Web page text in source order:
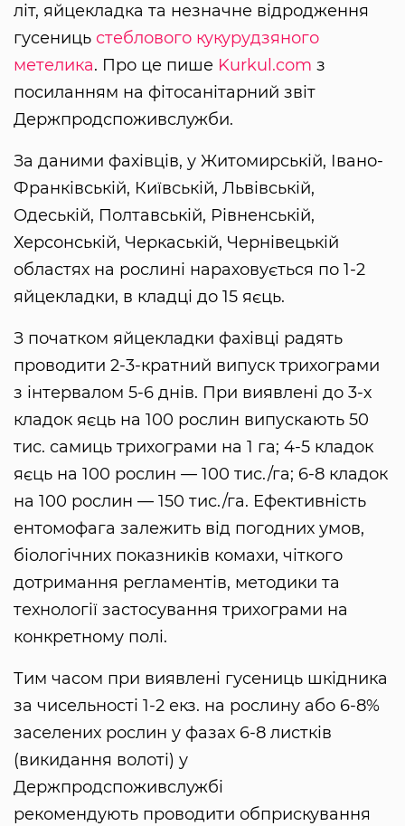
літ, яйцекладка та незначне відродження
гусениць стеблового кукурудзяного
метелика. Про це пише Kurkul.com з
посиланням на фітосанітарний звіт
Держпродспоживслужби.
За даними фахівців, у Житомирській, Івано-
Франківській, Київській, Львівській,
Одеській, Полтавській, Рівненській,
Херсонській, Черкаській, Чернівецькій
областях на рослині нараховується по 1-2
яйцекладки, в кладці до 15 яєць.
З початком яйцекладки фахівці радять
проводити 2-3-кратний випуск трихограми
з інтервалом 5-6 днів. При виявлені до 3-х
кладок яєць на 100 рослин випускають 50
тис. самиць трихограми на 1 га; 4-5 кладок
яєць на 100 рослин — 100 тис./га; 6-8 кладок
на 100 рослин — 150 тис./га. Ефективність
ентомофага залежить від погодних умов,
біологічних показників комахи, чіткого
дотримання регламентів, методики та
технології застосування трихограми на
конкретному полі.
Тим часом при виявлені гусениць шкідника
за чисельності 1-2 екз. на рослину або 6-8%
заселених рослин у фазах 6-8 листків
(викидання волоті) у
Держпродспоживслужбі
рекомендують проводити обприскування